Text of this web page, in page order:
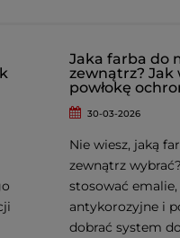
Jaka farba do
zewnątrz? Jak
powłokę
30-03-2026
Nie wiesz, jaką
zewnątrz
stosować
antykorozyjne i
dobrać system